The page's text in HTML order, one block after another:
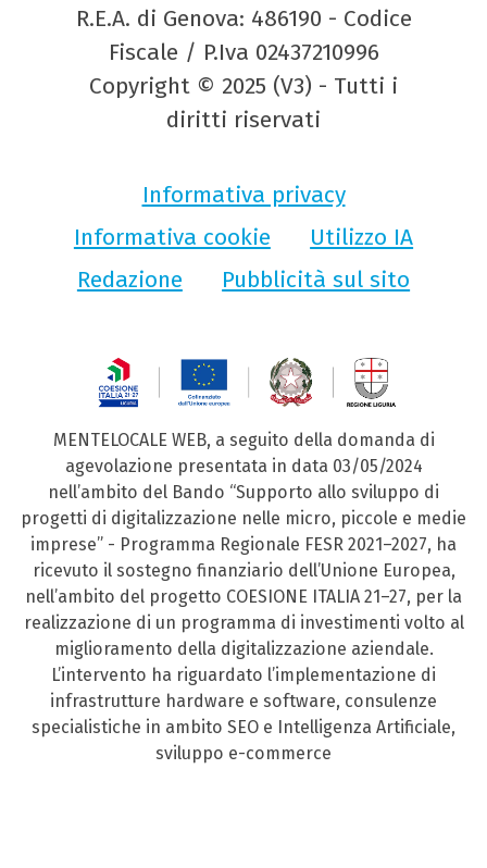
R.E.A. di Genova: 486190 - Codice
Fiscale / P.Iva 02437210996
Copyright © 2025 (V3) - Tutti i
diritti riservati
Informativa privacy
Informativa cookie
Utilizzo IA
Redazione
Pubblicità sul sito
MENTELOCALE WEB, a seguito della domanda di
agevolazione presentata in data 03/05/2024
nell’ambito del Bando “Supporto allo sviluppo di
progetti di digitalizzazione nelle micro, piccole e medie
imprese” - Programma Regionale FESR 2021–2027, ha
ricevuto il sostegno finanziario dell’Unione Europea,
nell’ambito del progetto COESIONE ITALIA 21–27, per la
realizzazione di un programma di investimenti volto al
miglioramento della digitalizzazione aziendale.
L’intervento ha riguardato l’implementazione di
infrastrutture hardware e software, consulenze
specialistiche in ambito SEO e Intelligenza Artificiale,
sviluppo e-commerce